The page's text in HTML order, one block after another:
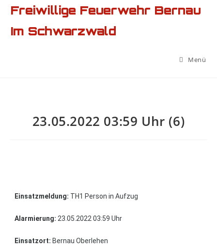
Freiwillige Feuerwehr Bernau
Im Schwarzwald
Menü
23.05.2022 03:59 Uhr (6)
Einsatzmeldung: TH1 Person in Aufzug
Alarmierung: 23.05.2022 03:59 Uhr
Einsatzort: Bernau Oberlehen